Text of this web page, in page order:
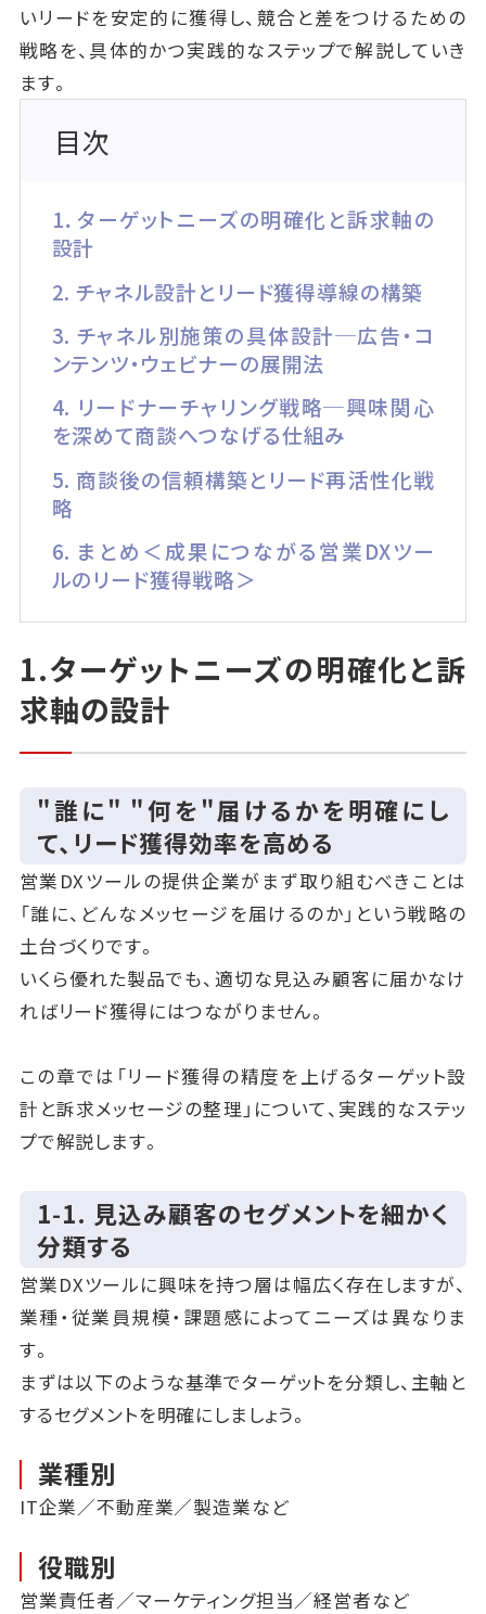
いリードを安定的に獲得し、競合と差をつけるための
戦略を、具体的かつ実践的なステップで解説していき
ます。
目次
1．ターゲットニーズの明確化と訴求軸の
設計
2. チャネル設計とリード獲得導線の構築
3. チャネル別施策の具体設計─広告・コ
ンテンツ・ウェビナーの展開法
4. リードナーチャリング戦略─興味関心
を深めて商談へつなげる仕組み
5. 商談後の信頼構築とリード再活性化戦
略
6. まとめ＜成果につながる営業DXツー
ルのリード獲得戦略＞
1.ターゲットニーズの明確化と訴
求軸の設計
"誰に" "何を"届けるかを明確にし
て、リード獲得効率を高める
営業DXツールの提供企業がまず取り組むべきことは
「誰に、どんなメッセージを届けるのか」という戦略の
土台づくりです。
いくら優れた製品でも、適切な見込み顧客に届かなけ
ればリード獲得にはつながりません。
この章では「リード獲得の精度を上げるターゲット設
計と訴求メッセージの整理」について、実践的なステッ
プで解説します。
1‑1. 見込み顧客のセグメントを細かく
分類する
営業DXツールに興味を持つ層は幅広く存在しますが、
業種・従業員規模・課題感によってニーズは異なりま
す。
まずは以下のような基準でターゲットを分類し、主軸と
するセグメントを明確にしましょう。
業種別
IT企業／不動産業／製造業など
役職別
営業責任者／マーケティング担当／経営者など